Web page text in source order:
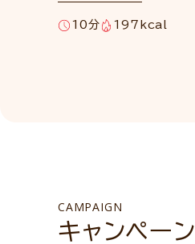
10分 197kcal
CAMPAIGN
キャンペーン